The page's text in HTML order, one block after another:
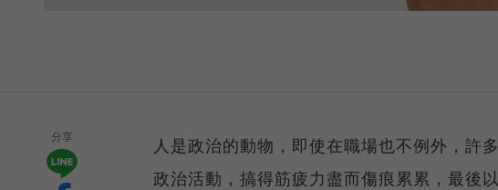
分享
人是政治的動物，即使在職場也不例外，許
政治活動，搞得筋疲力盡而傷痕累累，最後